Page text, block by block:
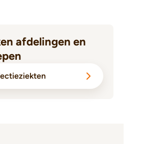
afdelingen en